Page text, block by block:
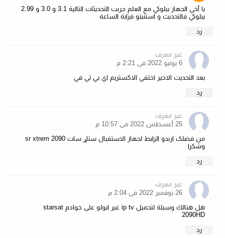
يا أخي الجهاز يبلوكي مع العلم جربت التحديثات التالية 3.1 و 3.0 و 2.99
يبلوكي فالتحديث و استنيتو قرابة الساعة
رد
غير معرف
6 يونيو 2022 في 2:21 م
بعد التحديت الاخير اختفي الاكستريم اي بي تي في
رد
غير معرف
25 أغسطس 2022 في 10:57 م
من فضلک ارىدو الرابط لجهاز الاستقبال ستاړ سات 2090 sr xtrem
وشکرا
رد
غير معرف
26 نوفمبر 2022 في 2:04 م
هل هنالك وسيلة لتحميل ip tv غير ابولو على خوادم starsat
2090HD
رد